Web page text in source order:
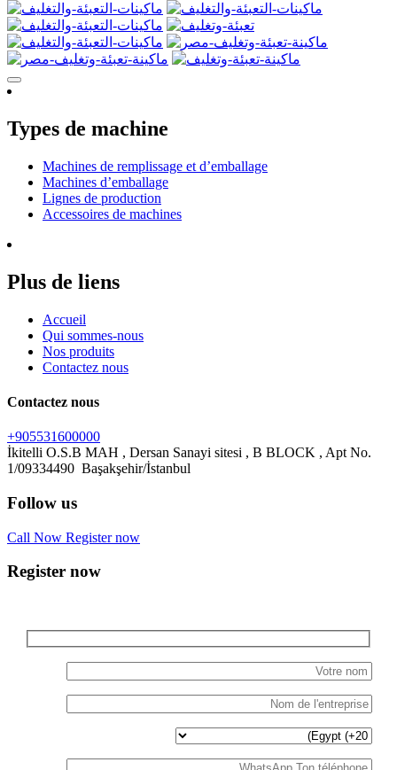
Types de machine
Machines de remplissage et d’emballage
Machines d’emballage
Lignes de production
Accessoires de machines
Plus de liens
Accueil
Qui sommes-nous
Nos produits
Contactez nous
Contactez nous
+905531600000
İkitelli O.S.B MAH , Dersan Sanayi sitesi , B BLOCK , Apt No.
Follow us
Call Now Register now
Register now